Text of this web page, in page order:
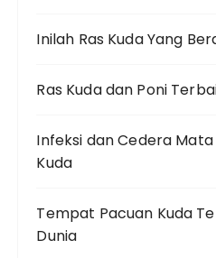
Inilah Ras Kuda Yang
Ras Kuda dan Poni
Infeksi dan Cedera
Kuda
Tempat Pacuan Kuda
Dunia